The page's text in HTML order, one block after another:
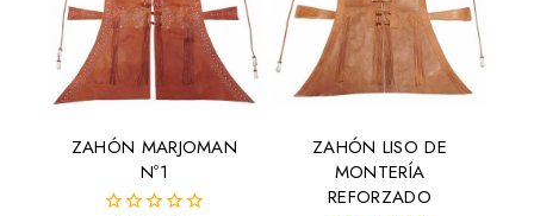
ZAHÓN MARJOMAN
Nº1
ZAHÓN LISO DE
MONTERÍA
REFORZADO